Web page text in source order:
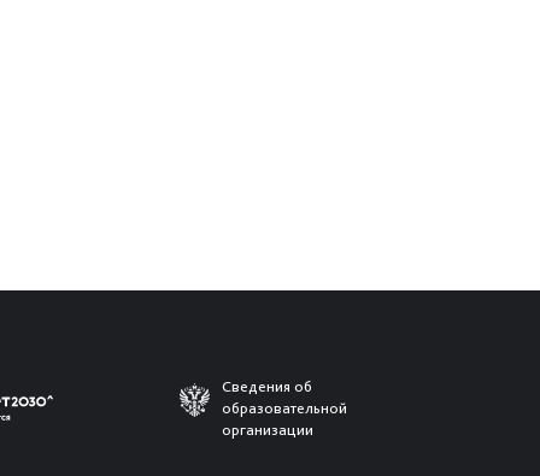
Сведения об
образовательной
организации